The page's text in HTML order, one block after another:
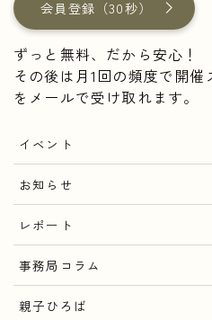
会員登録（30秒）
ずっと無料、だから安心！
その後は月1回の頻度で開
をメールで受け取れます。
イベント
お知らせ
レポート
事務局コラム
親子ひろば